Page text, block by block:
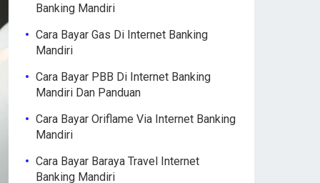
Banking Mandiri
Cara Bayar Gas Di Internet Banking
Mandiri
Cara Bayar PBB Di Internet Banking
Mandiri Dan Panduan
Cara Bayar Oriflame Via Internet Banking
Mandiri
Cara Bayar Baraya Travel Internet
Banking Mandiri